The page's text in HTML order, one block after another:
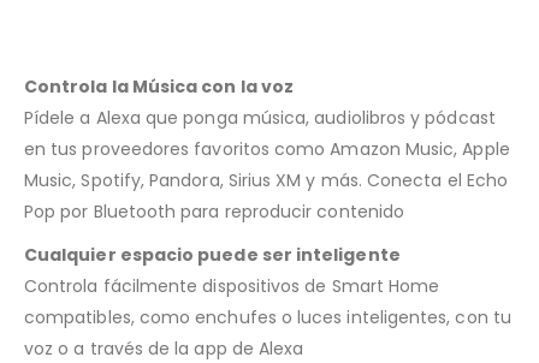
Controla la Música con la voz
Pídele a Alexa que ponga música, audiolibros y pódcast
en tus proveedores favoritos como Amazon Music, Apple
Music, Spotify, Pandora, Sirius XM y más. Conecta el Echo
Pop por Bluetooth para reproducir contenido
Cualquier espacio puede ser inteligente
Controla fácilmente dispositivos de Smart Home
compatibles, como enchufes o luces inteligentes, con tu
voz o a través de la app de Alexa